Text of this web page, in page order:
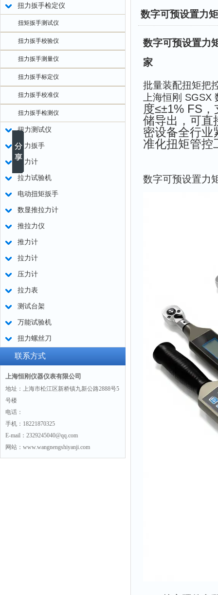
扭力扳手检定仪
扭矩扳手测试仪
扭力扳手校验仪
扭力扳手测量仪
扭力扳手标定仪
扭力扳手校准仪
扭力扳手检测仪
扭力测试仪
扭力扳手
测力计
拉力试验机
电动扭矩扳手
数显推拉力计
推拉力仪
推力计
拉力计
压力计
拉力表
测试台架
万能试验机
扭力螺丝刀
联系方式
上海恒刚仪器仪表有限公司
地址：上海市松江区新桥镇九新公路2888号5
号楼
电话：
手机：18221870325
E-mail：2329245040@qq.com
网站：www.wangnengshiyanji.com
数字可预设置力
数字可预设置力
家
批量装配扭矩把
上海恒刚 SGSX
度≤±1% FS
储导出，可直
密设备全行业
准化扭矩管控
数字可预设置力